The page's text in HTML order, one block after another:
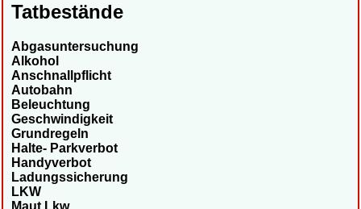
Tatbestände
Abgasuntersuchung
Alkohol
Anschnallpflicht
Autobahn
Beleuchtung
Geschwindigkeit
Grundregeln
Halte- Parkverbot
Handyverbot
Ladungssicherung
LKW
Maut Lkw